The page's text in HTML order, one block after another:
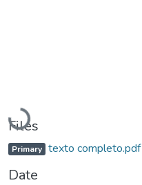
Loading...
Files
Primary texto completo.pdf
Date